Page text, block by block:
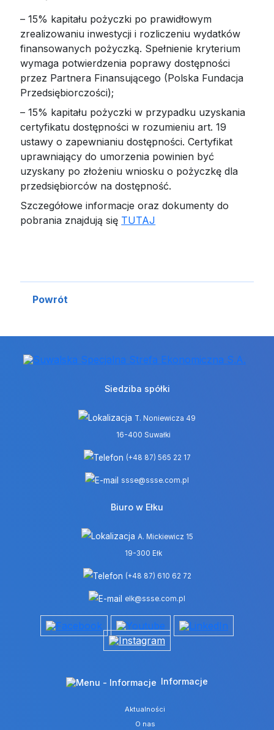
– 15% kapitału pożyczki po prawidłowym
zrealizowaniu inwestycji i rozliczeniu wydatków
finansowanych pożyczką. Spełnienie kryterium
wymaga potwierdzenia poprawy dostępności
przez Partnera Finansującego (Polska Fundacja
Przedsiębiorczości);
– 15% kapitału pożyczki w przypadku uzyskania
certyfikatu dostępności w rozumieniu art. 19
ustawy o zapewnianiu dostępności. Certyfikat
uprawniający do umorzenia powinien być
uzyskany po złożeniu wniosku o pożyczkę dla
przedsiębiorców na dostępność.
Szczegółowe informacje oraz dokumenty do
pobrania znajdują się TUTAJ
Powrót
Siedziba spółki
T. Noniewicza 49
16-400 Suwałki
(+48 87) 565 22 17
ssse@ssse.com.pl
Biuro w Ełku
A. Mickiewicz 15
19-300 Ełk
(+48 87) 610 62 72
elk@ssse.com.pl
Informacje
Aktualności
O nas